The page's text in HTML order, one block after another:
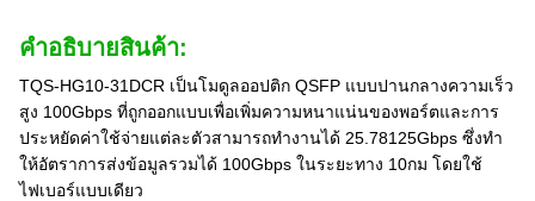
คําอธิบายสินค้า:
TQS-HG10-31DCR เป็นโมดูลออปติก QSFP แบบปานกลางความเร็ว
สูง 100Gbps ที่ถูกออกแบบเพื่อเพิ่มความหนาแน่นของพอร์ตและการ
ประหยัดค่าใช้จ่ายแต่ละตัวสามารถทํางานได้ 25.78125Gbps ซึ่งทํา
ให้อัตราการส่งข้อมูลรวมได้ 100Gbps ในระยะทาง 10กม โดยใช้
ไฟเบอร์แบบเดียว